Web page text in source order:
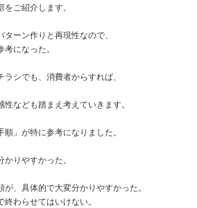
ご紹介します。
ーン作りと再現性なので、
になった。
シでも、消費者からすれば、
なども踏まえ考えていきます。
」が特に参考になりました。
りやすかった。
が、具体的で大変分かりやすかった。
わらせてはいけない。